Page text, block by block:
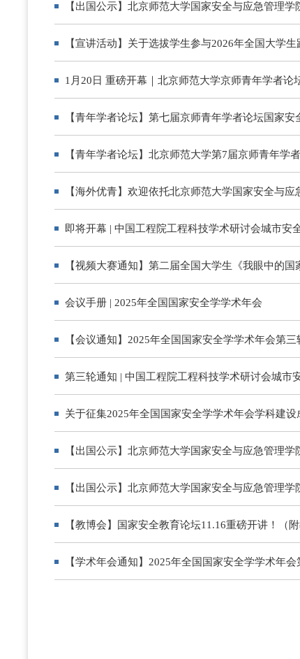
【出国公示】北京师范大学国家安全与应急管理
【宣讲活动】关于选拔学生参与2026年全国大学
1月20日 重磅开幕｜北京师范大学京师青年学者
【青年学者论坛】第七届京师青年学者论坛国家
【青年学者论坛】北京师范大学第7届京师青年学
【海外优青】欢迎依托北京师范大学国家安全与
即将开幕 | 中国工程院工程科技学术研讨会城市安
【视频大赛通知】第二届全国大学生《我眼中的
会议手册 | 2025年全国国家安全学学术年会
【会议通知】2025年全国国家安全学学术年会第三
第三轮通知 | 中国工程院工程科技学术研讨会城市
关于征集2025年全国国家安全学学术年会学科建
【出国公示】北京师范大学国家安全与应急管理
【出国公示】北京师范大学国家安全与应急管理
【教博会】国家安全教育论坛11.16重磅开讲！（附
【学术年会通知】2025年全国国家安全学学术年